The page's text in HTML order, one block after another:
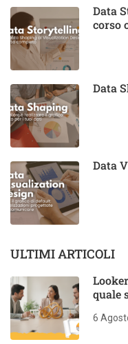
Data
corso
Data
Data
ULTIMI ARTICOLI
quale
6